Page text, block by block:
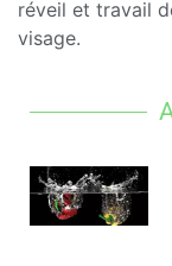
réveil et travail
visage.